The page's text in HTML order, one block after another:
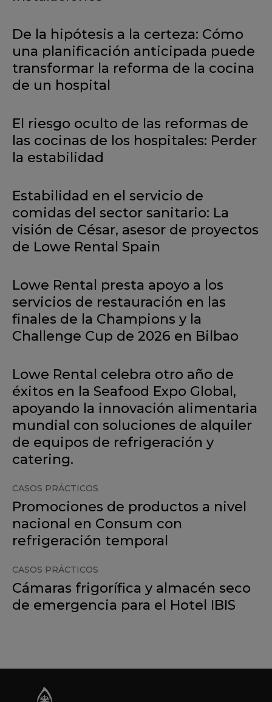
De la hipótesis a la certeza: Cómo
una planificación anticipada puede
transformar la reforma de la cocina
de un hospital
El riesgo oculto de las reformas de
las cocinas de los hospitales: Perder
la estabilidad
Estabilidad en el servicio de
comidas del sector sanitario: La
visión de César, asesor de proyectos
de Lowe Rental Spain
Lowe Rental presta apoyo a los
servicios de restauración en las
finales de la Champions y la
Challenge Cup de 2026 en Bilbao
Lowe Rental celebra otro año de
éxitos en la Seafood Expo Global,
apoyando la innovación alimentaria
mundial con soluciones de alquiler
de equipos de refrigeración y
catering.
CASOS PRÁCTICOS
Promociones de productos a nivel
nacional en Consum con
refrigeración temporal
CASOS PRÁCTICOS
Cámaras frigorífica y almacén seco
de emergencia para el Hotel IBIS